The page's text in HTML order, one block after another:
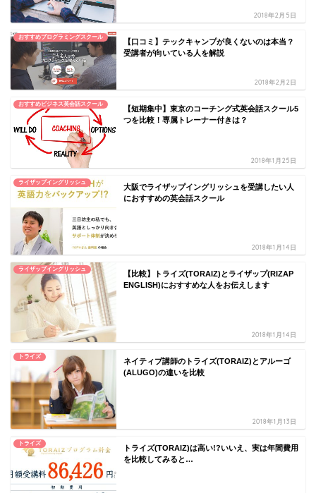
2018年2月5日
おすすめプログラミングスクール
【口コミ】テックキャンプが良くないのは本当？
受講者が向いている人を解説
2018年2月2日
おすすめビジネス英会話スクール
【短期集中】東京のコーチング式英会話スクール5
つを比較！専属トレーナー付きは？
2018年1月25日
ライザップイングリッシュ
大阪でライザップイングリッシュを受講したい人
におすすめの英会話スクール
2018年1月14日
ライザップイングリッシュ
【比較】トライズ(TORAIZ)とライザップ(RIZAP
ENGLISH)におすすめな人をお伝えします
2018年1月14日
トライズ
ネイティブ講師のトライズ(TORAIZ)とアルーゴ
(ALUGO)の違いを比較
2018年1月13日
トライズ
トライズ(TORAIZ)は高い!?いいえ、実は年間費用
を比較してみると…